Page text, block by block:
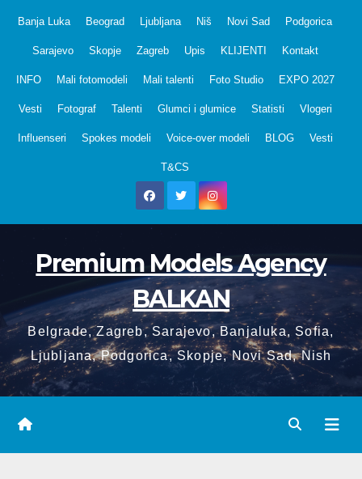
Banja Luka Beograd Ljubljana Niš Novi Sad Podgorica
Sarajevo Skopje Zagreb Upis KLIJENTI Kontakt
INFO Mali fotomodeli Mali talenti Foto Studio EXPO 2027
Vesti Fotograf Talenti Glumci i glumice Statisti Vlogeri
Influenseri Spokes modeli Voice-over modeli BLOG Vesti
T&CS
Premium Models Agency
BALKAN
Belgrade, Zagreb, Sarajevo, Banjaluka, Sofia,
Ljubljana, Podgorica, Skopje, Novi Sad, Nish